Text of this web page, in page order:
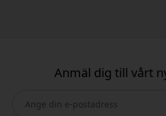
Anmäl dig till vårt